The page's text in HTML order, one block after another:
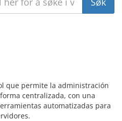
que permite la administración
centralizada, con una
automatizadas para